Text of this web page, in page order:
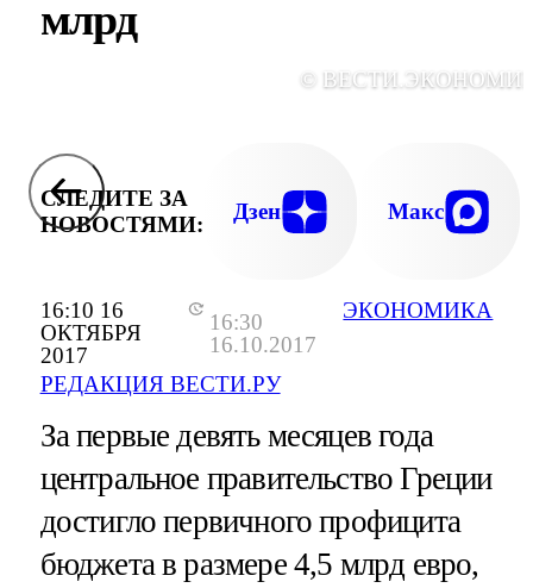
16:10 16
ОКТЯБРЯ
2017
16:30
16.10.2017
РЕДАКЦИЯ ВЕСТИ.РУ
ЭКОНОМИКА
млрд
©
СЛЕДИТЕ ЗА
НОВОСТЯМИ:
Дзен Макс
За первые девять месяцев года
центральное правительство Греции
достигло первичного профицита
бюджета в размере 4,5 млрд евро,